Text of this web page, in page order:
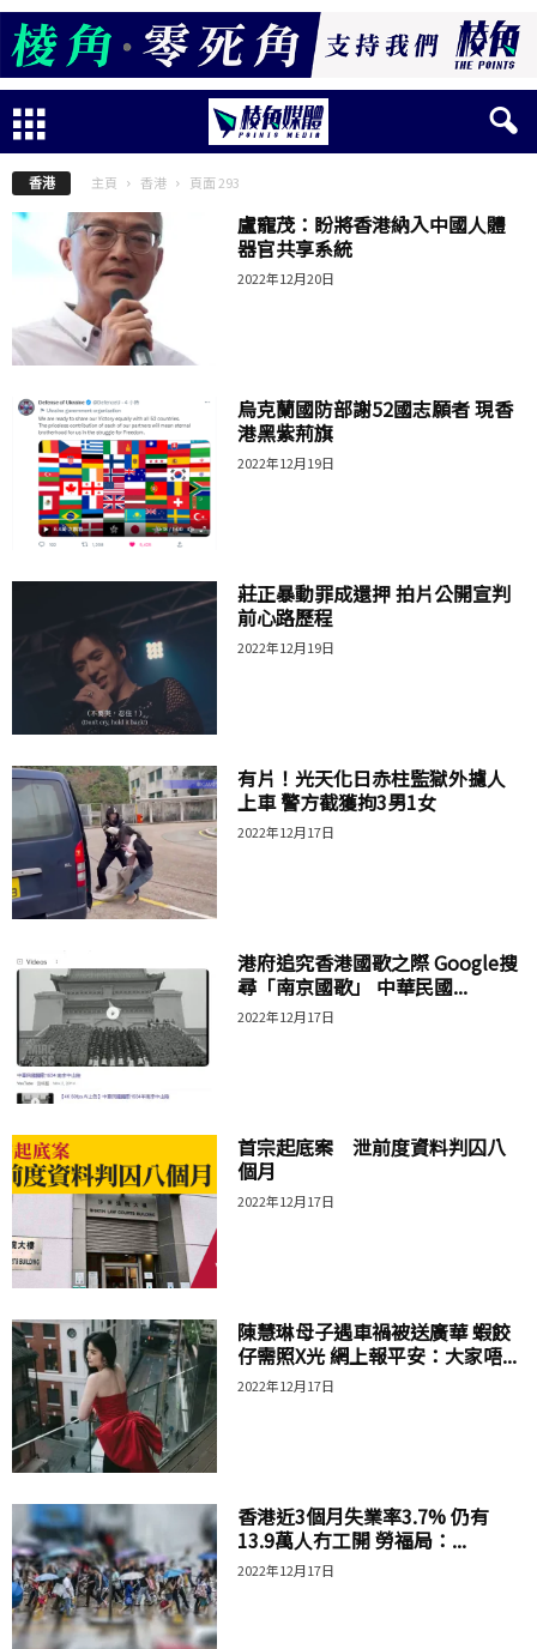
香港 主頁 香港 頁面 293
盧寵茂：盼將香港納入中國人體
器官共享系統
2022年12月20日
烏克蘭國防部謝52國志願者 現香
港黑紫荊旗
2022年12月19日
莊正暴動罪成還押 拍片公開宣判
前心路歷程
2022年12月19日
有片！光天化日赤柱監獄外攄人
上車 警方截獲拘3男1女
2022年12月17日
港府追究香港國歌之際 Google搜
尋「南京國歌」 中華民國...
2022年12月17日
首宗起底案 泄前度資料判囚八
個月
2022年12月17日
陳慧琳母子遇車禍被送廣華 蝦餃
仔需照X光 網上報平安：大家唔...
2022年12月17日
香港近3個月失業率3.7% 仍有
13.9萬人冇工開 勞福局：...
2022年12月17日